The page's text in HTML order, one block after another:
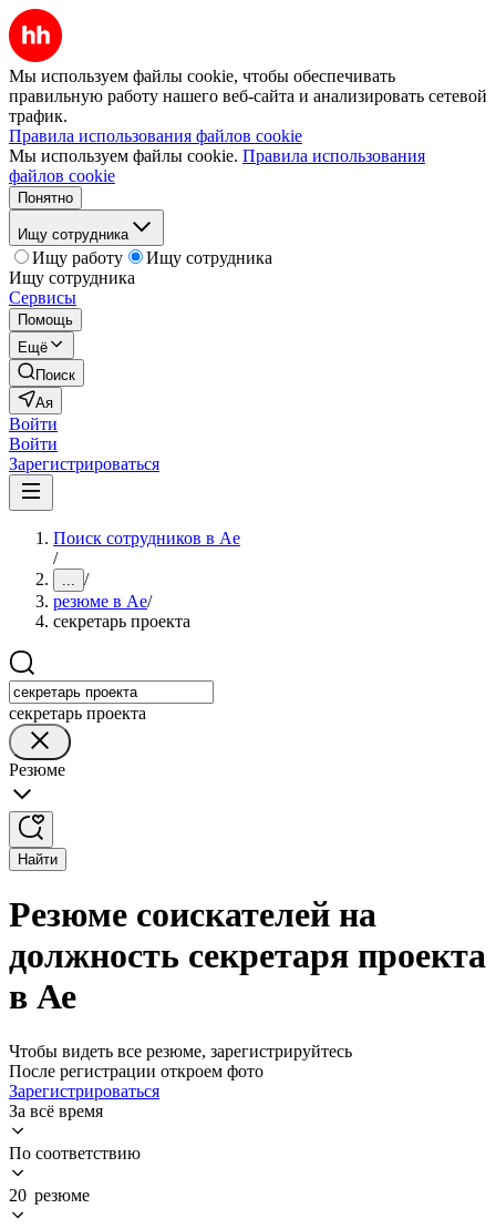
Мы используем файлы cookie, чтобы обеспечивать
правильную работу нашего веб-сайта и анализировать сетевой
трафик.
Правила использования файлов cookie
Мы используем файлы cookie. Правила использования
файлов cookie
Понятно
Ищу сотрудника
Ищу работу
Ищу сотрудника
Ищу сотрудника
Сервисы
Помощь
Ещё
Поиск
Ая
Войти
Войти
Зарегистрироваться
Поиск сотрудников в Ае
/
... /
резюме в Ае/
секретарь проекта
секретарь проекта
Резюме
Найти
Резюме соискателей на
должность секретаря проекта
в Ае
Чтобы видеть все резюме, зарегистрируйтесь
После регистрации откроем фото
Зарегистрироваться
За всё время
По соответствию
20 резюме